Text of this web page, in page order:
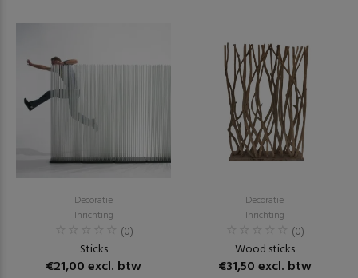
Decoratie
Inrichting
(0)
Sticks
€21,00 excl. btw
Decoratie
Inrichting
(0)
Wood sticks
€31,50 excl. btw